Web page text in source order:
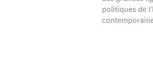
politiques de